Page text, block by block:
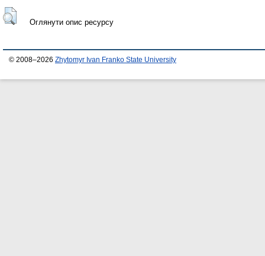
Оглянути опис ресурсу
© 2008–2026 Zhytomyr Ivan Franko State University